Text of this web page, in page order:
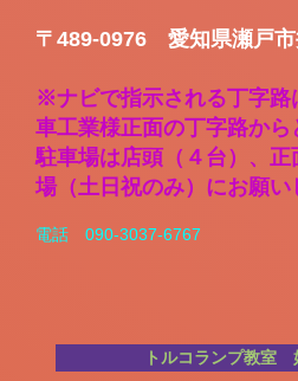
〒489-0976 愛知県瀬戸市
※ナビで指示される丁字路
車工業様正面の丁字路から
駐車場は店頭（４台）、
場（土日祝のみ）にお願い
電話 090-3037-6767
トルコランプ教室